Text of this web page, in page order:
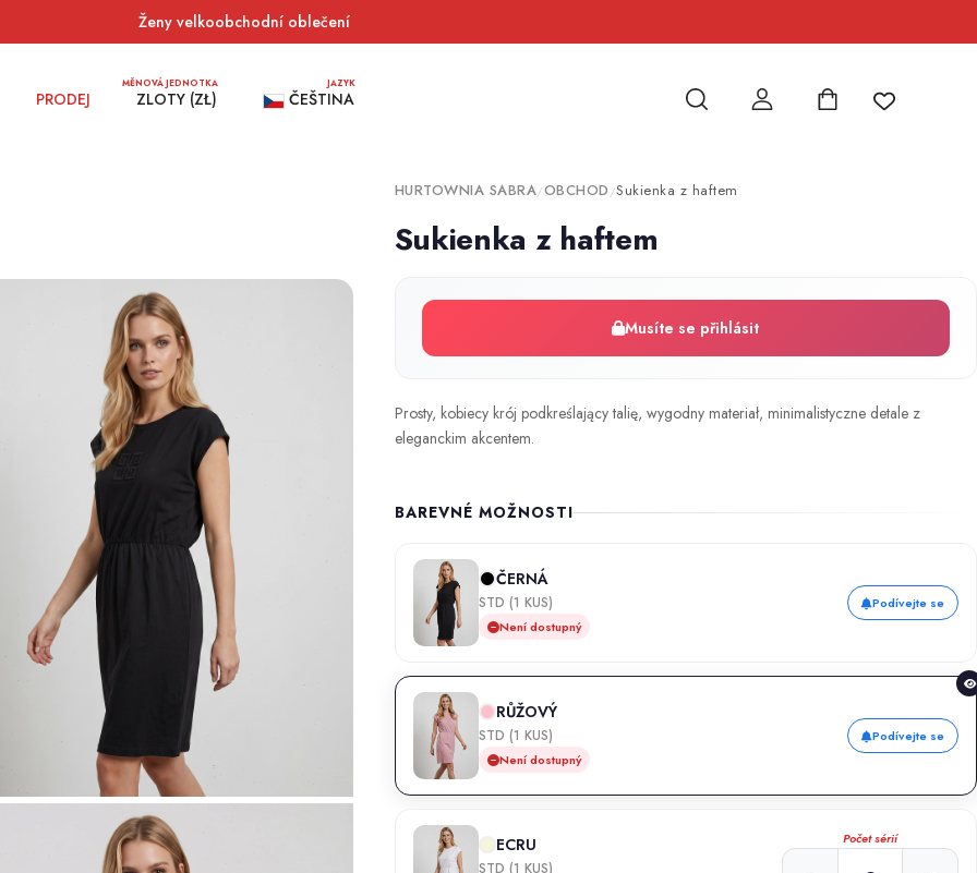
Ženy velkoobchodní oblečení
PRODEJ
MĚNOVÁ JEDNOTKA
ZLOTY (ZŁ)
JAZYK
ČEŠTINA
HURTOWNIA SABRA/OBCHOD/Sukienka z haftem
Sukienka z haftem
Musíte se přihlásit
Prosty, kobiecy krój podkreślający talię, wygodny materiał, minimalistyczne detale z
eleganckim akcentem.
BAREVNÉ MOŽNOSTI
ČERNÁ
STD (1 KUS)
Není dostupný
Podívejte se
RŮŽOVÝ
STD (1 KUS)
Není dostupný
Podívejte se
ECRU
STD (1 KUS)
Počet sérií